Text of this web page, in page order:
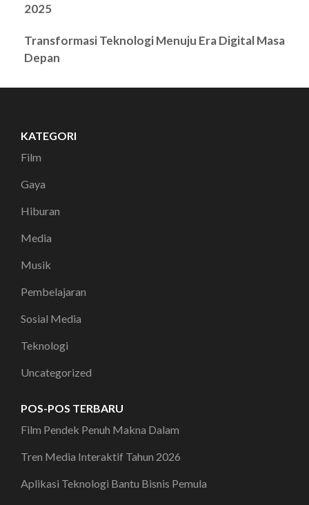
2025
Transformasi Teknologi Menuju Era Digital Masa
Depan
KATEGORI
Film
Gaya
Hiburan
Media
Musik
Pembelajaran
Sosial Media
Teknologi
Uncategorized
POS-POS TERBARU
Film Pendek Penuh Makna Dalam
Tren Media Interaktif Tahun 2026
Aplikasi Teknologi Bantu Bisnis Pemula